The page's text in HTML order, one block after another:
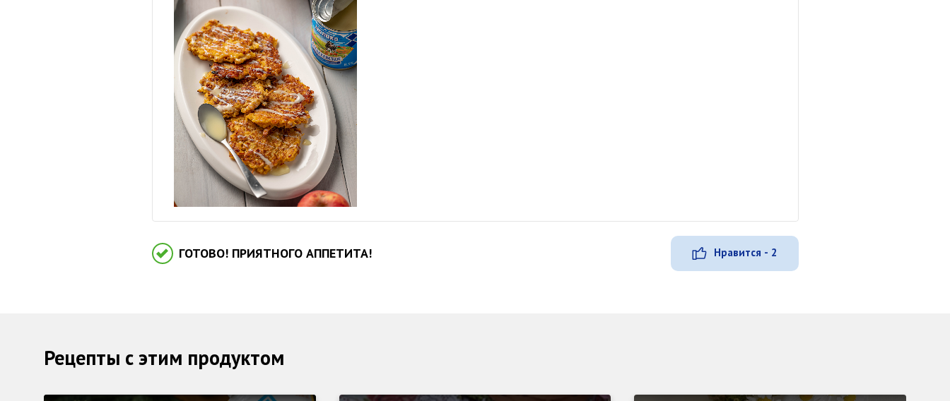
ГОТОВО! ПРИЯТНОГО АППЕТИТА! Нравится - 2
Рецепты с этим продуктом